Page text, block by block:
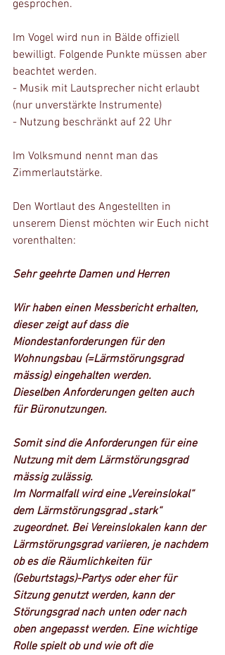
gesprochen.
Im Vogel wird nun in Bälde offiziell
bewilligt. Folgende Punkte müssen aber
beachtet werden.
- Musik mit Lautsprecher nicht erlaubt
(nur unverstärkte Instrumente)
- Nutzung beschränkt auf 22 Uhr
Im Volksmund nennt man das
Zimmerlautstärke.
Den Wortlaut des Angestellten in
unserem Dienst möchten wir Euch nicht
vorenthalten:
Sehr geehrte Damen und Herren
Wir haben einen Messbericht erhalten,
dieser zeigt auf dass die
Miondestanforderungen für den
Wohnungsbau (=Lärmstörungsgrad
mässig) eingehalten werden.
Dieselben Anforderungen gelten auch
für Büronutzungen.
Somit sind die Anforderungen für eine
Nutzung mit dem Lärmstörungsgrad
mässig zulässig.
Im Normalfall wird eine „Vereinslokal“
dem Lärmstörungsgrad „stark“
zugeordnet. Bei Vereinslokalen kann der
Lärmstörungsgrad variieren, je nachdem
ob es die Räumlichkeiten für
(Geburtstags)-Partys oder eher für
Sitzung genutzt werden, kann der
Störungsgrad nach unten oder nach
oben angepasst werden. Eine wichtige
Rolle spielt ob und wie oft die